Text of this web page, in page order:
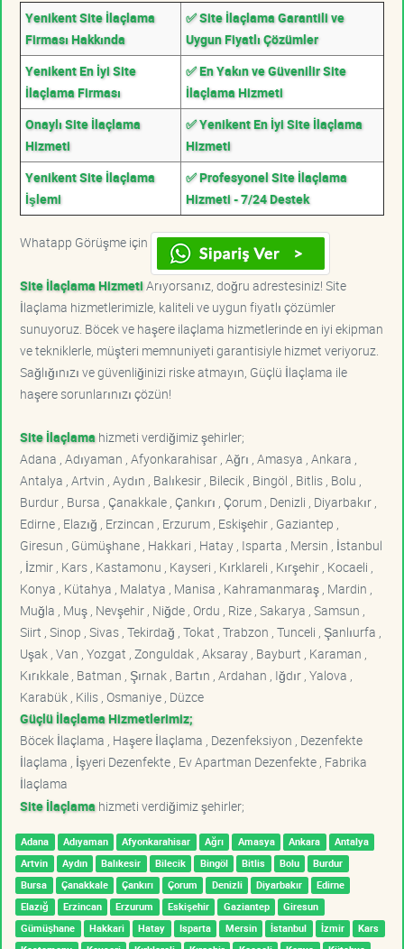
Yenikent Site İlaçlama
Firması Hakkında
✅ Site İlaçlama Garantili ve
Uygun Fiyatlı Çözümler
Yenikent En İyi Site
İlaçlama Firması
✅ En Yakın ve Güvenilir Site
İlaçlama Hizmeti
Onaylı Site İlaçlama
Hizmeti
✅ Yenikent En İyi Site İlaçlama
Hizmeti
Yenikent Site İlaçlama
İşlemi
✅ Profesyonel Site İlaçlama
Hizmeti - 7/24 Destek
Whatapp Görüşme için
Site İlaçlama HizmetiArıyorsanız, doğru adrestesiniz! Site
İlaçlama hizmetlerimizle, kaliteli ve uygun fiyatlı çözümler
sunuyoruz. Böcek ve haşere ilaçlama hizmetlerinde en iyi ekipman
ve tekniklerle, müşteri memnuniyeti garantisiyle hizmet veriyoruz.
Sağlığınızı ve güvenliğinizi riske atmayın, Güçlü İlaçlama ile
haşere sorunlarınızı çözün!
Site İlaçlama hizmeti verdiğimiz şehirler;
Adana , Adıyaman , Afyonkarahisar , Ağrı , Amasya , Ankara ,
Antalya , Artvin , Aydın , Balıkesir , Bilecik , Bingöl , Bitlis , Bolu ,
Burdur , Bursa , Çanakkale , Çankırı , Çorum , Denizli , Diyarbakır ,
Edirne , Elazığ , Erzincan , Erzurum , Eskişehir , Gaziantep ,
Giresun , Gümüşhane , Hakkari , Hatay , Isparta , Mersin , İstanbul
, İzmir , Kars , Kastamonu , Kayseri , Kırklareli , Kırşehir , Kocaeli ,
Konya , Kütahya , Malatya , Manisa , Kahramanmaraş , Mardin ,
Muğla , Muş , Nevşehir , Niğde , Ordu , Rize , Sakarya , Samsun ,
Siirt , Sinop , Sivas , Tekirdağ , Tokat , Trabzon , Tunceli , Şanlıurfa ,
Uşak , Van , Yozgat , Zonguldak , Aksaray , Bayburt , Karaman ,
Kırıkkale , Batman , Şırnak , Bartın , Ardahan , Iğdır , Yalova ,
Karabük , Kilis , Osmaniye , Düzce
Güçlü İlaçlama Hizmetlerimiz;
Böcek İlaçlama , Haşere İlaçlama , Dezenfeksiyon , Dezenfekte
İlaçlama , İşyeri Dezenfekte , Ev Apartman Dezenfekte , Fabrika
İlaçlama
Site İlaçlama hizmeti verdiğimiz şehirler;
Adana Adıyaman Afyonkarahisar Ağrı Amasya Ankara
Antalya
Artvin
Aydın Balıkesir Bilecik Bingöl Bitlis Bolu
Burdur
Bursa
Çanakkale Çankırı Çorum Denizli Diyarbakır
Edirne
Elazığ
Erzincan Erzurum Eskişehir Gaziantep
Giresun
Gümüşhane
Hakkari Hatay Isparta Mersin İstanbul İzmir
Kars